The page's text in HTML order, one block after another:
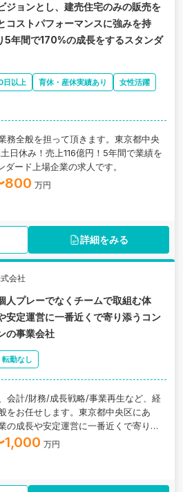
ジョンとし、建売住宅のみの販売を
コストパフォーマンスに強みを持
5年間で170%の成長をするスタンダ
日以上 育休・産休実績あり
女性活躍
務全般を担って頂きます。東京都中央
日休み！売上116億円！5年間で業績を
ード上場企業の求人です。
800 万円
詳細をみる
会社
人プレーでなくチームで取組む体
安定運営に一番近くで寄り添うコン
の事業会社
転勤なし
会計/財務/成長戦略/事業再生など、経
をお任せします。東京都中央区にあ
の成長や安定運営に一番近くで寄り添
インの事業会社の求人です。
1,000 万円